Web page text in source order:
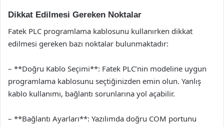
Dikkat Edilmesi Gereken Noktalar
Fatek PLC programlama kablosunu kullanırken dikkat
edilmesi gereken bazı noktalar bulunmaktadır:
– **Doğru Kablo Seçimi**: Fatek PLC’nin modeline uygun
programlama kablosunu seçtiğinizden emin olun. Yanlış
kablo kullanımı, bağlantı sorunlarına yol açabilir.
– **Bağlantı Ayarları**: Yazılımda doğru COM portunu